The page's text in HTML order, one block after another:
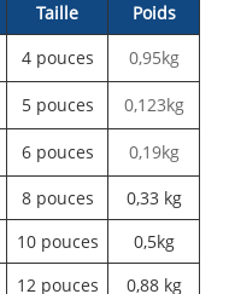
Taille
Poids
4 pouces 0,95kg
5 pouces 0,123kg
6 pouces
0,19kg
8 pouces
0,33 kg
10 pouces
0,5kg
12 pouces 0,88 kg